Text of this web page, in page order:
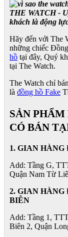
THE WATCH -
khách là động
Hãy đến với The
những chiếc
hồ tại đây, Quý
tại The Watch.
The Watch chỉ bán
là đồng hồ Fake
SẢN
CÓ BÁN
1. GIAN HÀNG
Add: Tầng G,
Quận Nam Từ
2. GIAN HÀNG
BIÊN
Add: Tầng 1,
Biên 2, Quận